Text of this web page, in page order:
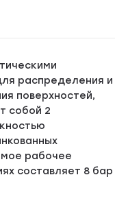
распределения и
поверхностей,
собой 2
рабочее
составляет 8 бар